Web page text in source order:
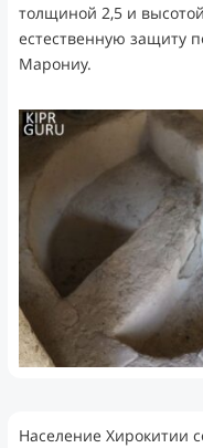
толщиной 2,5 и
естественную защиту
Марониу.
Население Хирокитии